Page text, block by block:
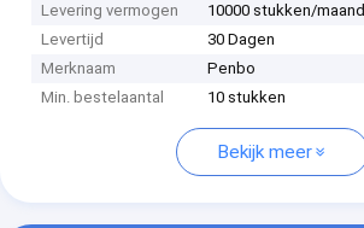
Levering vermogen
10000 stukken/maand
Levertijd
30 Dagen
Merknaam
Penbo
Min. bestelaantal
10 stukken
Bekijk meer